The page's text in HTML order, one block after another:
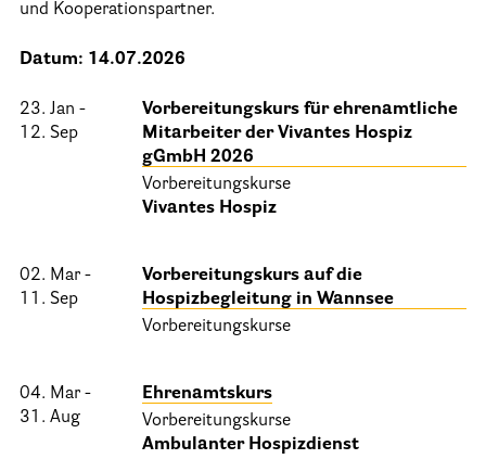
Mitgliederbereich (Intranet)
Informationen
Hospizgedanke
Betreuung Zuhause
Betreuung im Pflegeheim
Kinder und Jugendliche
Betreuung im Krankenhaus
und Kooperationspartner.
Datum: 14.07.2026
23. Jan -
12. Sep
Vorbereitungskurs für ehrenamtliche
Mitarbeiter der Vivantes Hospiz
gGmbH 2026
Vorbereitungskurse
Vivantes Hospiz
02. Mar -
11. Sep
Vorbereitungskurs auf die
Hospizbegleitung in Wannsee
Vorbereitungskurse
04. Mar -
31. Aug
Ehrenamtskurs
Vorbereitungskurse
Ambulanter Hospizdienst